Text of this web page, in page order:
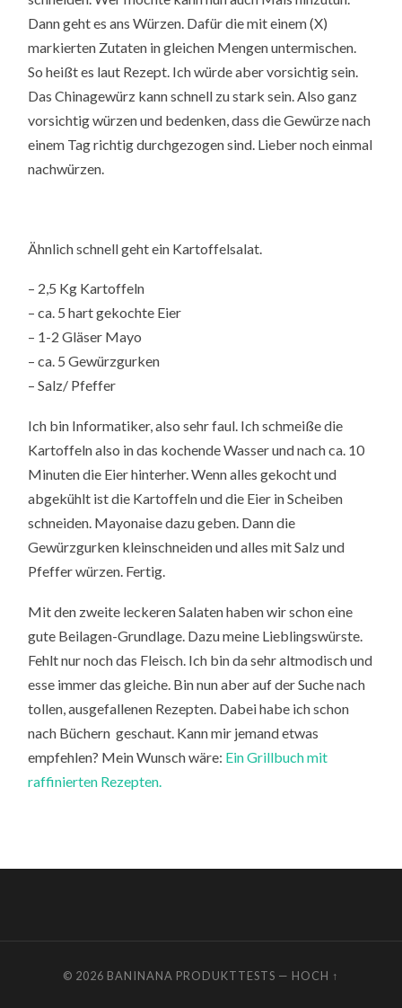
Dann geht es ans Würzen. Dafür die mit einem (X)
markierten Zutaten in gleichen Mengen untermischen.
So heißt es laut Rezept. Ich würde aber vorsichtig sein.
Das Chinagewürz kann schnell zu stark sein. Also ganz
vorsichtig würzen und bedenken, dass die Gewürze nach
einem Tag richtig durchgezogen sind. Lieber noch einmal
nachwürzen.
Ähnlich schnell geht ein Kartoffelsalat.
– 2,5 Kg Kartoffeln
– ca. 5 hart gekochte Eier
– 1-2 Gläser Mayo
– ca. 5 Gewürzgurken
– Salz/ Pfeffer
Ich bin Informatiker, also sehr faul. Ich schmeiße die
Kartoffeln also in das kochende Wasser und nach ca. 10
Minuten die Eier hinterher. Wenn alles gekocht und
abgekühlt ist die Kartoffeln und die Eier in Scheiben
schneiden. Mayonaise dazu geben. Dann die
Gewürzgurken kleinschneiden und alles mit Salz und
Pfeffer würzen. Fertig.
Mit den zweite leckeren Salaten haben wir schon eine
gute Beilagen-Grundlage. Dazu meine Lieblingswürste.
Fehlt nur noch das Fleisch. Ich bin da sehr altmodisch und
esse immer das gleiche. Bin nun aber auf der Suche nach
tollen, ausgefallenen Rezepten. Dabei habe ich schon
nach Büchern geschaut. Kann mir jemand etwas
empfehlen? Mein Wunsch wäre: Ein Grillbuch mit
raffinierten Rezepten.
© 2026 BANINANA PRODUKTTESTS — HOCH ↑